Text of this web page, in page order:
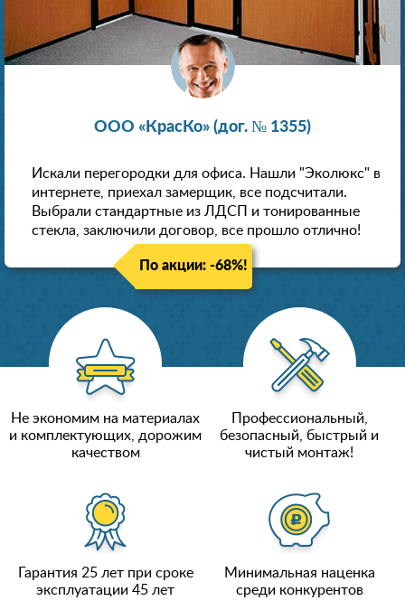
ООО «КрасКо» (дог. № 1355)
Искали перегородки для офиса. Нашли "Эколюкс" в
интернете, приехал замерщик, все подсчитали.
Выбрали стандартные из ЛДСП и тонированные
стекла, заключили договор, все прошло отлично!
По акции: -68%!
Не экономим на материалах
и комплектующих, дорожим
качеством
Профессиональный,
безопасный, быстрый и
чистый монтаж!
Гарантия 25 лет при сроке
эксплуатации 45 лет
Минимальная наценка
среди конкурентов